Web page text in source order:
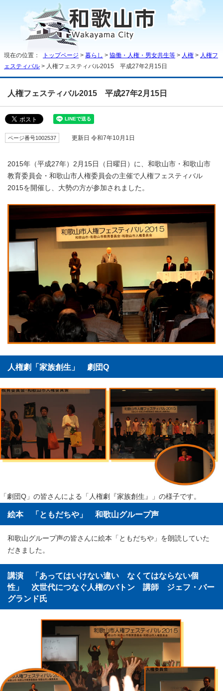
現在の位置： トップページ > 暮らし > 協働・人権・男女共生等 > 人権 > 人権フ
ェスティバル > 人権フェスティバル2015 平成27年2月15日
人権フェスティバル2015 平成27年2月15日
ページ番号1002537 更新日 令和7年10月1日
2015年（平成27年）2月15日（日曜日）に、和歌山市・和歌山市
教育委員会・和歌山市人権委員会の主催で人権フェスティバル
2015を開催し、大勢の方が参加されました。
人権劇「家族創生」 劇団Q
「劇団Q」の皆さんによる「人権劇『家族創生』」の様子です。
絵本 「ともだちや」 和歌山グループ声
和歌山グループ声の皆さんに絵本「ともだちや」を朗読していた
だきました。
講演 「あってはいけない違い なくてはならない個
性」 次世代につなぐ人権のバトン 講師 ジェフ・バー
グランド氏